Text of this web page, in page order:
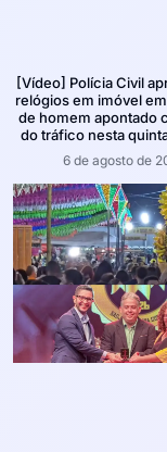
[Vídeo] Polícia Civil
relógios em imóvel
de homem apontado
do tráfico nesta
6 de agosto de